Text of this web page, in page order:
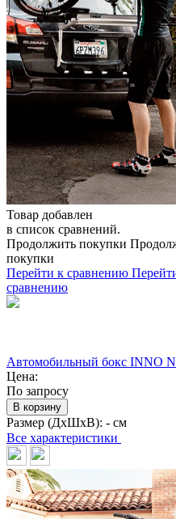
Товар добавлен
в список сравнений.
Продолжить покупки
покупки
Перейти к сравнению
сравнению
Автомобильный бокс INNO
Цена:
По запросу
В корзину
Размер (ДхШхВ): - см
Все характеристики